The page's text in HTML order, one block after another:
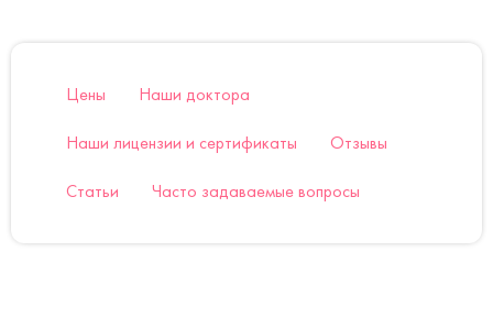
Цены Наши доктора
Наши лицензии и сертификаты Отзывы
Статьи Часто задаваемые вопросы